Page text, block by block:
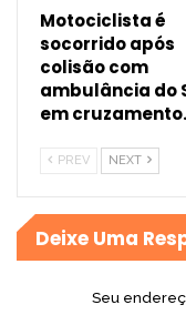
Motociclista é
socorrido após
colisão com
ambulância do
em cruzamento.
PREV NEXT
Deixe Uma
Seu